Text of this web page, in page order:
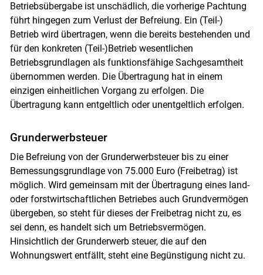
Betriebsübergabe ist unschädlich, die vorherige Pachtung
führt hingegen zum Verlust der Befreiung. Ein (Teil-)
Betrieb wird übertragen, wenn die bereits bestehenden und
für den konkreten (Teil-)Betrieb wesentlichen
Betriebsgrundlagen als funktionsfähige Sachgesamtheit
übernommen werden. Die Übertragung hat in einem
einzigen einheitlichen Vorgang zu erfolgen. Die
Übertragung kann entgeltlich oder unentgeltlich erfolgen.
Grunderwerbsteuer
Die Befreiung von der Grunderwerbsteuer bis zu einer
Bemessungsgrundlage von 75.000 Euro (Freibetrag) ist
möglich. Wird gemeinsam mit der Übertragung eines land-
oder forstwirtschaftlichen Betriebes auch Grundvermögen
übergeben, so steht für dieses der Freibetrag nicht zu, es
sei denn, es handelt sich um Betriebsvermögen.
Hinsichtlich der Grunderwerb steuer, die auf den
Wohnungswert entfällt, steht eine Begünstigung nicht zu.